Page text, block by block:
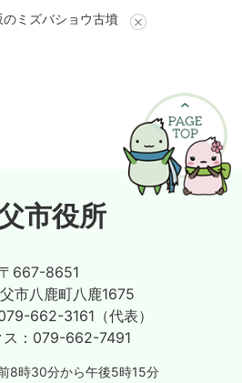
ミズバショウ古墳
市役所
〒667-8651
市八鹿町八鹿1675
662-3161（代表）
： 079-662-7491
8時30分から午後5時15分